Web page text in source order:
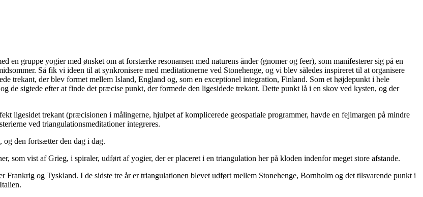
en gruppe yogier med ønsket om at forstærke resonansen med naturens ånder (gnomer og feer), som manifesterer sig på en
Så fik vi ideen til at synkronisere med meditationerne ved Stonehenge, og vi blev således inspireret til at organisere
trekant, der blev formet mellem Island, England og, som en exceptionel integration, Finland. Som et højdepunkt i hele
de sigtede efter at finde det præcise punkt, der formede den ligesidede trekant. Dette punkt lå i en skov ved kysten, og der
ligesidet trekant (præcisionen i målingerne, hjulpet af komplicerede geospatiale programmer, havde en fejlmargen på mindre
ved triangulationsmeditationer integreres.
og den fortsætter den dag i dag.
som vist af Grieg, i spiraler, udført af yogier, der er placeret i en triangulation her på kloden indenfor meget store afstande.
og Tyskland. I de sidste tre år er triangulationen blevet udført mellem Stonehenge, Bornholm og det tilsvarende punkt i